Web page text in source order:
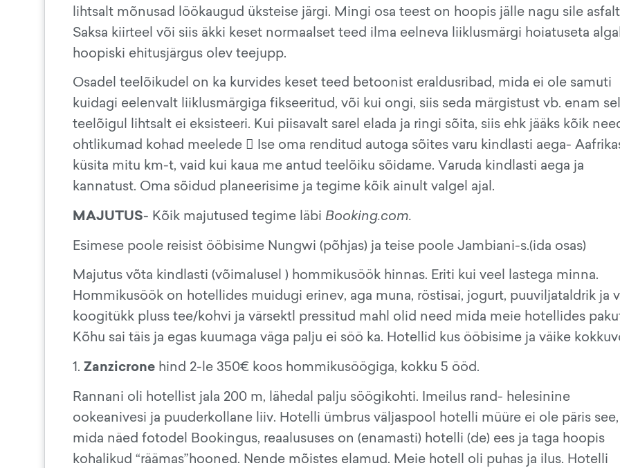
lihtsalt mõnusad löökaugud üksteise järgi. Mingi osa teest on hoopis jälle nagu sile asfalt
Saksa kiirteel või siis äkki keset normaalset teed ilma eelneva liiklusmärgi hoiatuseta
hoopiski ehitusjärgus olev teejupp.
Osadel teelõikudel on ka kurvides keset teed betoonist eraldusribad, mida ei ole samuti
kuidagi eelenvalt liiklusmärgiga fikseeritud, või kui ongi, siis seda märgistust vb. enam
teelõigul lihtsalt ei eksisteeri. Kui piisavalt sarel elada ja ringi sõita, siis ehk jääks kõik
ohtlikumad kohad meelede  Ise oma renditud autoga sõites varu kindlasti aega-
küsita mitu km-t, vaid kui kaua me antud teelõiku sõidame. Varuda kindlasti aega ja
kannatust. Oma sõidud planeerisime ja tegime kõik ainult valgel ajal.
MAJUTUS- Kõik majutused tegime läbi Booking.com.
Esimese poole reisist ööbisime Nungwi (põhjas) ja teise poole Jambiani-s.(ida osas)
Majutus võta kindlasti (võimalusel ) hommikusöök hinnas. Eriti kui veel lastega minna.
Hommikusöök on hotellides muidugi erinev, aga muna, röstisai, jogurt, puuviljataldrik ja
koogitükk pluss tee/kohvi ja värsektl pressitud mahl olid need mida meie hotellides
Kõhu sai täis ja egas kuumaga väga palju ei söö ka. Hotellid kus ööbisime ja väike
1. Zanzicrone hind 2-le 350€ koos hommikusöögiga, kokku 5 ööd.
Rannani oli hotellist jala 200 m, lähedal palju söögikohti. Imeilus rand- helesinine
ookeanivesi ja puuderkollane liiv. Hotelli ümbrus väljaspool hotelli müüre ei ole päris see,
mida näed fotodel Bookingus, reaalususes on (enamasti) hotelli (de) ees ja taga hoopis
kohalikud “räämas”hooned. Nende mõistes elamud. Meie hotell oli puhas ja ilus. Hotelli